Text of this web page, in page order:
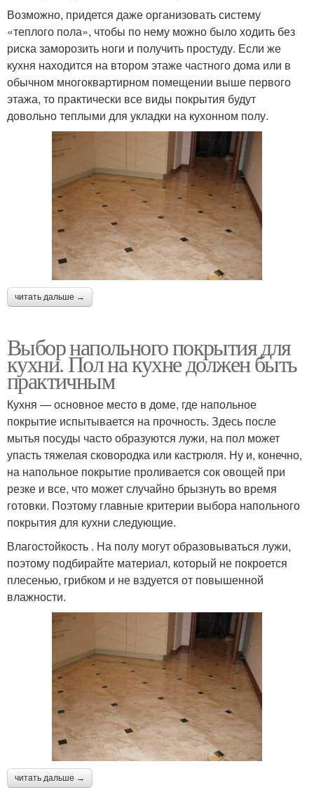
Возможно, придется даже организовать систему
«теплого пола», чтобы по нему можно было ходить без
риска заморозить ноги и получить простуду. Если же
кухня находится на втором этаже частного дома или в
обычном многоквартирном помещении выше первого
этажа, то практически все виды покрытия будут
довольно теплыми для укладки на кухонном полу.
читать дальше →
Выбор напольного покрытия для
кухни. Пол на кухне должен быть
практичным
Кухня — основное место в доме, где напольное
покрытие испытывается на прочность. Здесь после
мытья посуды часто образуются лужи, на пол может
упасть тяжелая сковородка или кастрюля. Ну и, конечно,
на напольное покрытие проливается сок овощей при
резке и все, что может случайно брызнуть во время
готовки. Поэтому главные критерии выбора напольного
покрытия для кухни следующие.
Влагостойкость . На полу могут образовываться лужи,
поэтому подбирайте материал, который не покроется
плесенью, грибком и не вздуется от повышенной
влажности.
читать дальше →